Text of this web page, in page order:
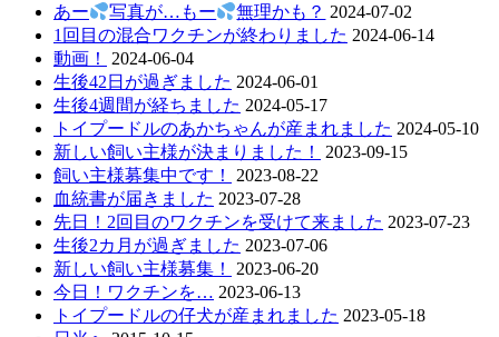
あー
写真が…もー 無理かも？ 2024-07-02
1回目の混合ワクチンが終わりました 2024-06-14
動画！
2024-06-04
生後42日が過ぎました 2024-06-01
生後4週間が経ちました 2024-05-17
トイプードルのあかちゃんが産まれました 2024-05-10
新しい飼い主様が決まりました！
2023-09-15
飼い主様募集中です！
2023-08-22
血統書が届きました 2023-07-28
先日！2回目のワクチンを受けて来ました 2023-07-23
生後2カ月が過ぎました 2023-07-06
新しい飼い主様募集！
2023-06-20
今日！ワクチンを… 2023-06-13
トイプードルの仔犬が産まれました 2023-05-18